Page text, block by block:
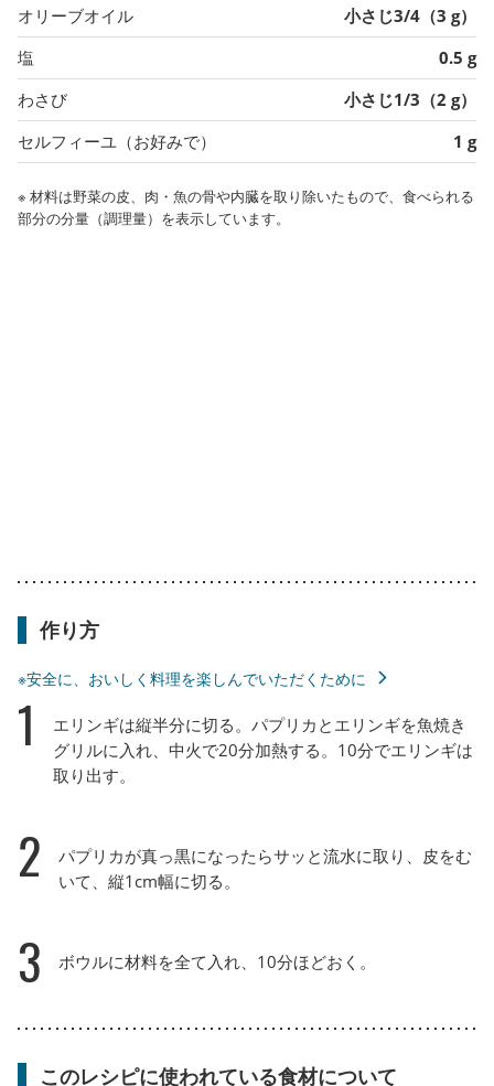
オリーブオイル
小さじ3/4（3 g）
塩
0.5 g
わさび
小さじ1/3（2 g）
セルフィーユ（お好みで）
1 g
※ 材料は野菜の皮、肉・魚の骨や内臓を取り除いたもので、食べられる
部分の分量（調理量）を表示しています。
作り方
※安全に、おいしく料理を楽しんでいただくために
1
エリンギは縦半分に切る。パプリカとエリンギを魚焼き
グリルに入れ、中火で20分加熱する。10分でエリンギは
取り出す。
2
パプリカが真っ黒になったらサッと流水に取り、皮をむ
いて、縦1cm幅に切る。
3 ボウルに材料を全て入れ、10分ほどおく。
このレシピに使われている食材について